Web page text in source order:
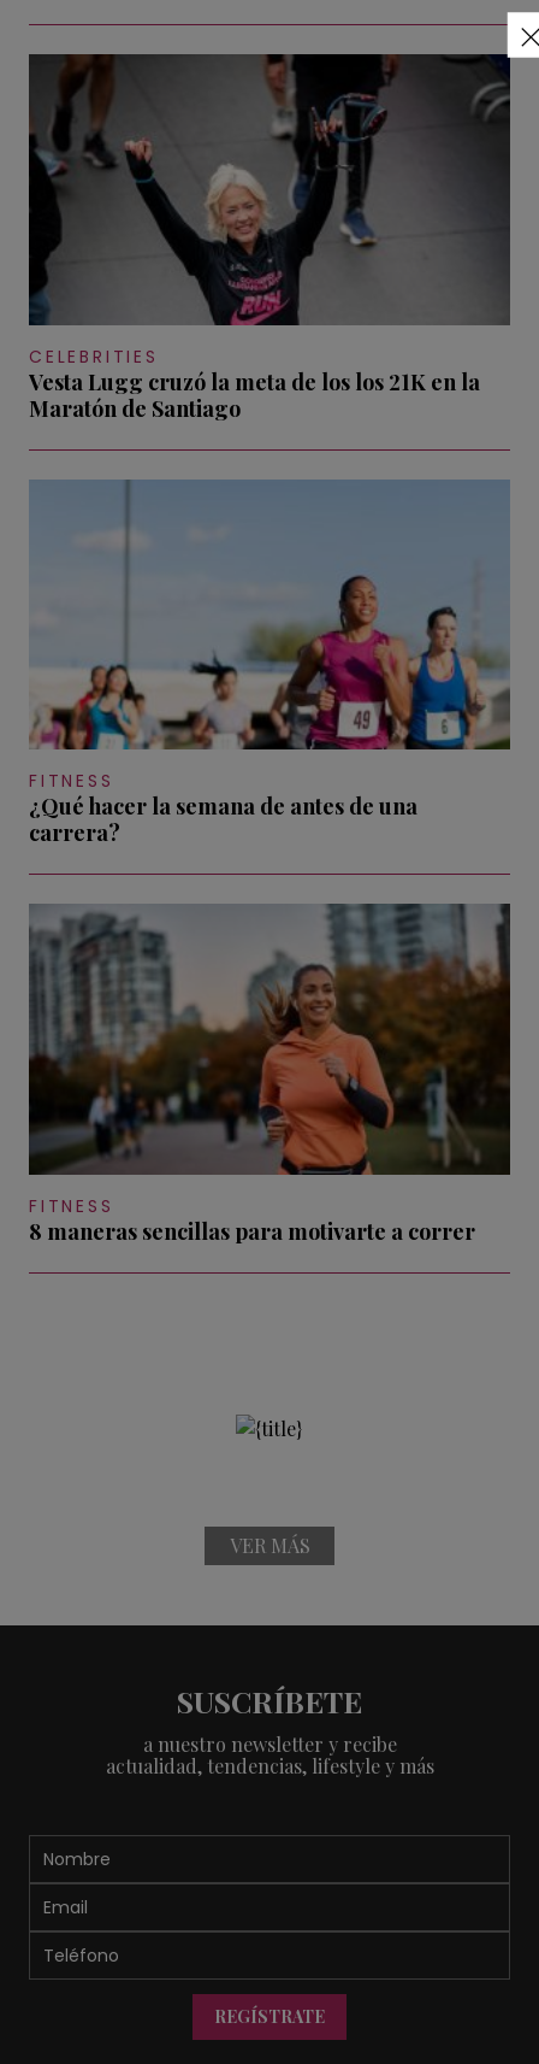
CELEBRITIES
Vesta Lugg cruzó la meta de los los 21K en la
Maratón de Santiago
FITNESS
¿Qué hacer la semana de antes de una
carrera?
FITNESS
8 maneras sencillas para motivarte a correr
VER MÁS
SUSCRÍBETE
a nuestro newsletter y recibe
actualidad, tendencias, lifestyle y más
REGÍSTRATE